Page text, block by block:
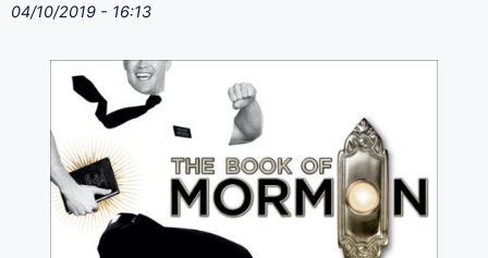
04/10/2019 - 16:13